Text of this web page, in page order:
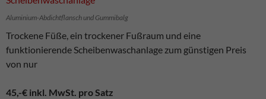
Aluminium-Abdichtflansch und Gummibalg
Trockene Füße, ein trockener Fußraum und eine
funktionierende Scheibenwaschanlage zum günstigen Preis
von nur
45,-€ inkl. MwSt. pro Satz